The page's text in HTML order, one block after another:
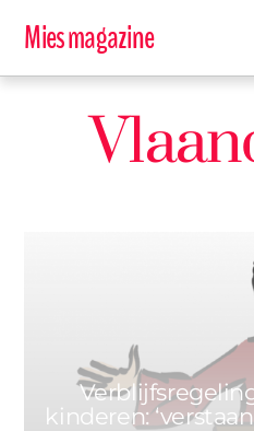
Mies magazine
ERIC DE CORTE &
kinderen: